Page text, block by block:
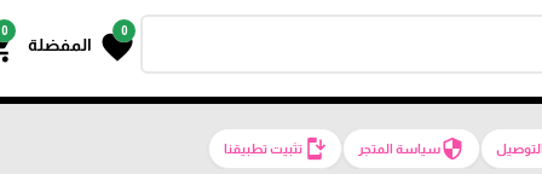
0
favorite المفضلة
0
securityسياسة المتجر install_mobileتثبيت تطبيقنا